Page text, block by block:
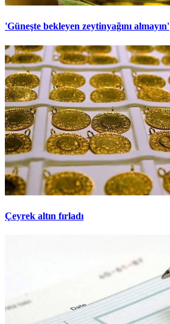
'Güneşte bekleyen zeytinyağını almayın'
Çeyrek altın fırladı